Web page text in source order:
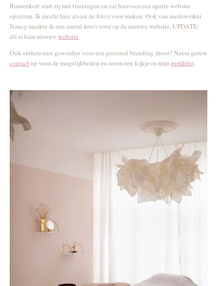
Binnenkort start zij met trainingen en zal hiervoor een aparte website
opzetten. Ik mocht hier alvast de foto's voor maken. Ook van medewerker
Nancy maakte ik een aantal foto's voor op de nieuwe website. UPDATE:
dit is haar nieuwe website.
Ook enthousiast geworden voor een personal branding shoot? Neem gerust
contactop voor de mogelijkheden en neem een kijkje in mijn portfolio.